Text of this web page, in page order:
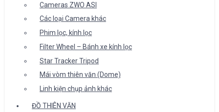
Cameras ZWO ASI
Các loại Camera khác
Phim lọc, kính lọc
Filter Wheel – Bánh xe kính lọc
Star Tracker Tripod
Mái vòm thiên văn (Dome)
Linh kiện chụp ảnh khác
ĐỒ THIÊN VĂN